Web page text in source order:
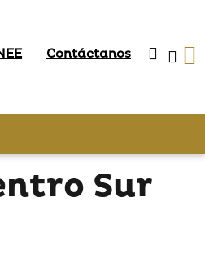
Contáctanos
Sur